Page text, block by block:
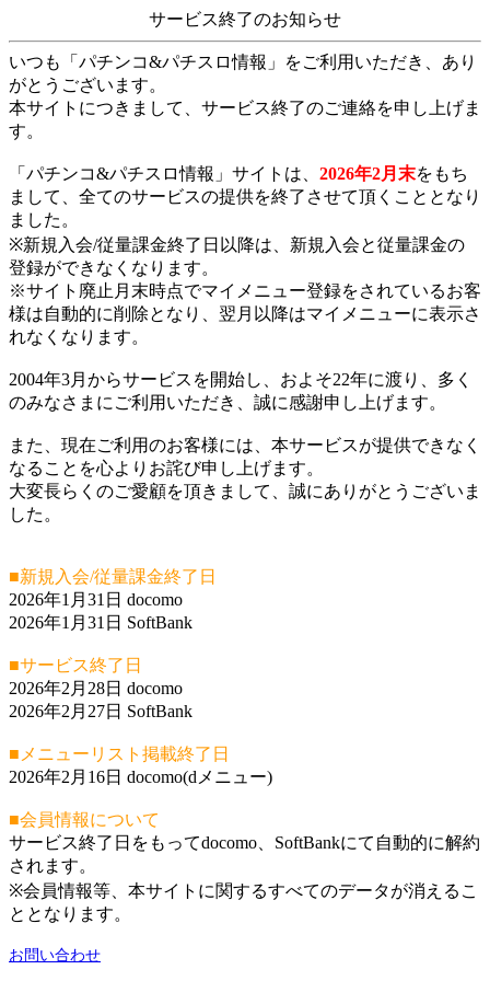
サービス終了のお知らせ
いつも「パチンコ&パチスロ情報」をご利用いただき、あり
がとうございます。
本サイトにつきまして、サービス終了のご連絡を申し上げま
す。
「パチンコ&パチスロ情報」サイトは、 2026年2月末をもち
まして、全てのサービスの提供を終了させて頂くこととなり
ました。
※新規入会/従量課金終了日以降は、新規入会と従量課金の
登録ができなくなります。
※サイト廃止月末時点でマイメニュー登録をされているお客
様は自動的に削除となり、翌月以降はマイメニューに表示さ
れなくなります。
2004年3月からサービスを開始し、およそ22年に渡り、多く
のみなさまにご利用いただき、誠に感謝申し上げます。
また、現在ご利用のお客様には、本サービスが提供できなく
なることを心よりお詫び申し上げます。
大変長らくのご愛顧を頂きまして、誠にありがとうございま
した。
■新規入会/従量課金終了日
2026年1月31日 docomo
2026年1月31日 SoftBank
■サービス終了日
2026年2月28日 docomo
2026年2月27日 SoftBank
■メニューリスト掲載終了日
2026年2月16日 docomo(dメニュー)
■会員情報について
サービス終了日をもってdocomo、SoftBankにて自動的に解約
されます。
※会員情報等、本サイトに関するすべてのデータが消えるこ
ととなります。
お問い合わせ